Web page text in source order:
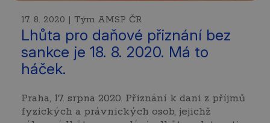
17. 8. 2020 | Tým AMSP ČR
Lhůta pro daňové přiznání bez
sankce je 18. 8. 2020. Má to
háček.
Praha, 17. srpna 2020. Přiznání k dani z příjmů
fyzických a právnických osob, jejichž